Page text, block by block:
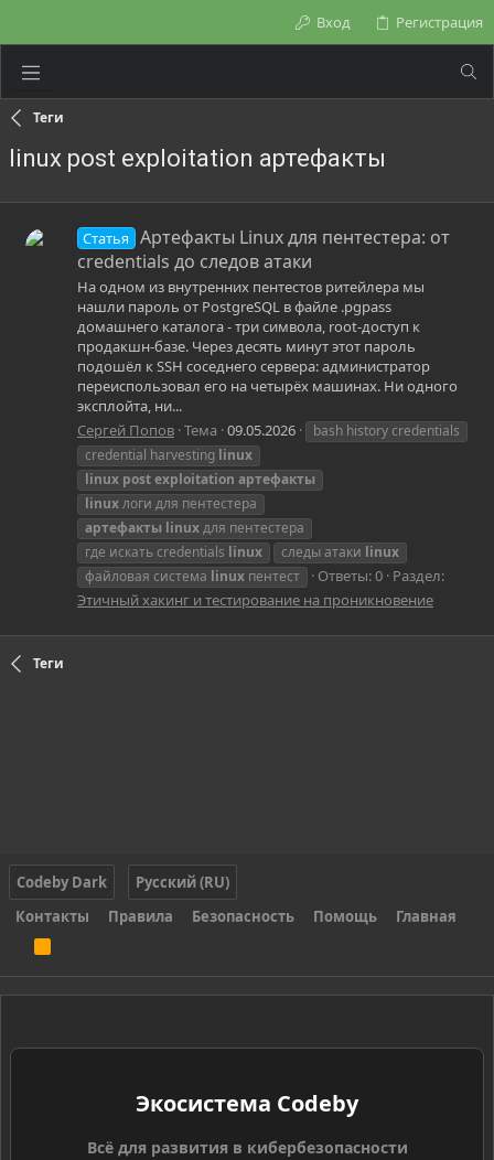
Вход Регистрация
Теги
linux post exploitation артефакты
Статья
Артефакты Linux для пентестера: от
credentials до следов атаки
На одном из внутренних пентестов ритейлера мы
нашли пароль от PostgreSQL в файле .pgpass
домашнего каталога - три символа, root-доступ к
продакшн-базе. Через десять минут этот пароль
подошёл к SSH соседнего сервера: администратор
переиспользовал его на четырёх машинах. Ни одного
эксплойта, ни...
Сергей Попов Тема 09.05.2026
bash history credentials
credential harvesting linux
linux postexploitation артефакты
linuxлоги для пентестера
артефакты linuxдля пентестера
где искать credentials linux следы атаки linux
файловая система linux пентест Ответы: 0 Раздел:
Этичный хакинг и тестирование на проникновение
Теги
Codeby Dark
Русский (RU)
Контакты
Правила Безопасность Помощь Главная
S
Экосистема Codeby
Всё для развития в кибербезопасности